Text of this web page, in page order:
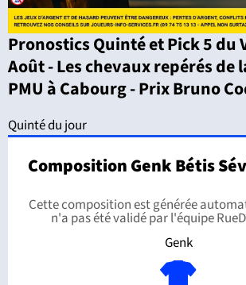
Pronostics Quinté et Pick 5 du
Août - Les chevaux repérés de
PMU à Cabourg - Prix Bruno
Quinté du jour
Composition Genk Bétis
Cette composition est générée
n'a pas été validé par l'équipe
Genk